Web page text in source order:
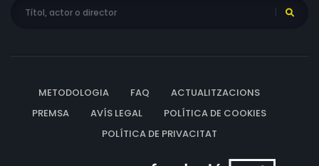
METODOLOGIA FAQ
ACTUALITZACIONS
PREMSA
AVÍS LEGAL
POLÍTICA DE COOKIES
POLÍTICA DE PRIVACITAT